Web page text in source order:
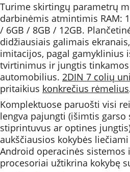
Turime skirtingų parametrų
darbinėmis atmintimis RAM:
/ 6GB / 8GB / 12GB.
didžiausiais galimais
imitacijos, pagal gamyklinius
tvirtinimus ir jungtis
automobilius. 2DIN 7 colių
pritaikius konkrečius rėmelius
Komplektuose paruošti visi
lengva pajungti (išimtis
stiprintuvus ar optines
aukščiausios kokybės
Android operacinės sistemos
procesoriai užtikrina kokybę